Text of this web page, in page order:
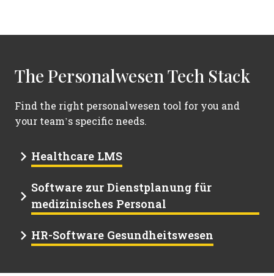
The Personalwesen Tech Stack
Find the right personalwesen tool for you and
your team’s specific needs.
Healthcare LMS
Software zur Dienstplanung für
medizinisches Personal
HR-Software Gesundheitswesen